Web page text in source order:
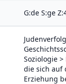
G:de S:ge
Soziologie
die sich auf
Erziehung